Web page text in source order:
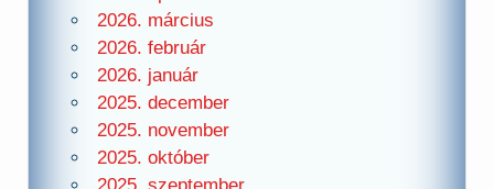
2026. március
2026. február
2026. január
2025. december
2025. november
2025. október